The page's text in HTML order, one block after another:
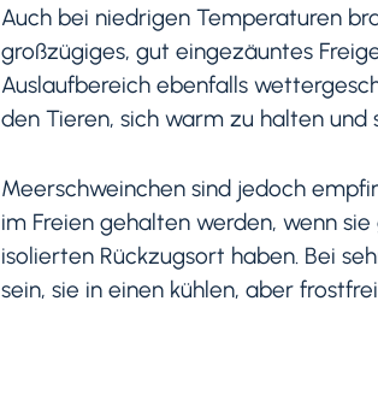
Auch bei niedrigen Temperaturen
großzügiges, gut eingezäuntes
Auslaufbereich ebenfalls
den Tieren, sich warm zu halten
Meerschweinchen sind jedoch
im Freien gehalten werden, wenn
isolierten Rückzugsort haben. Bei
sein, sie in einen kühlen, aber